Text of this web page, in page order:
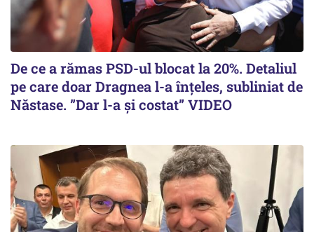
De ce a rămas PSD-ul blocat la 20%. Detaliul
pe care doar Dragnea l-a înțeles, subliniat de
Năstase. ”Dar l-a și costat” VIDEO